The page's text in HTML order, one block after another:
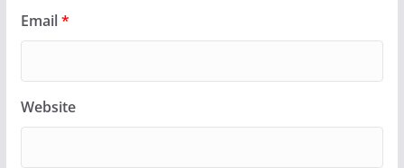
Email*
Website